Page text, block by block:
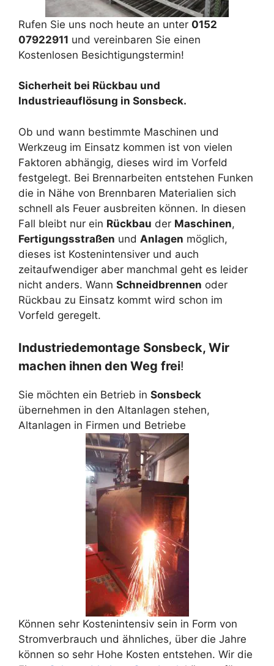
Rufen Sie uns noch heute an unter 0152
07922911 und vereinbaren Sie einen
Kostenlosen Besichtigungstermin!
Sicherheit bei Rückbau und
Industrieauflösung in Sonsbeck.
Ob und wann bestimmte Maschinen und
Werkzeug im Einsatz kommen ist von vielen
Faktoren abhängig, dieses wird im Vorfeld
festgelegt. Bei Brennarbeiten entstehen Funken
die in Nähe von Brennbaren Materialien sich
schnell als Feuer ausbreiten können. In diesen
Fall bleibt nur ein Rückbau der Maschinen,
Fertigungsstraßen und Anlagen möglich,
dieses ist Kostenintensiver und auch
zeitaufwendiger aber manchmal geht es leider
nicht anders. Wann Schneidbrennen oder
Rückbau zu Einsatz kommt wird schon im
Vorfeld geregelt.
Industriedemontage Sonsbeck, Wir
machen ihnen den Weg frei!
Sie möchten ein Betrieb in Sonsbeck
übernehmen in den Altanlagen stehen,
Altanlagen in Firmen und Betriebe
Können sehr Kostenintensiv sein in Form von
Stromverbrauch und ähnliches, über die Jahre
können so sehr Hohe Kosten entstehen. Wir die